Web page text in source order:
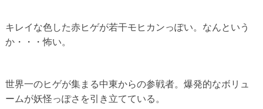
キレイな色した赤ヒゲが若干モヒカンっぽい。なんという
か・・・怖い。
世界一のヒゲが集まる中東からの参戦者。爆発的なボリュ
ームが妖怪っぽさを引き立てている。